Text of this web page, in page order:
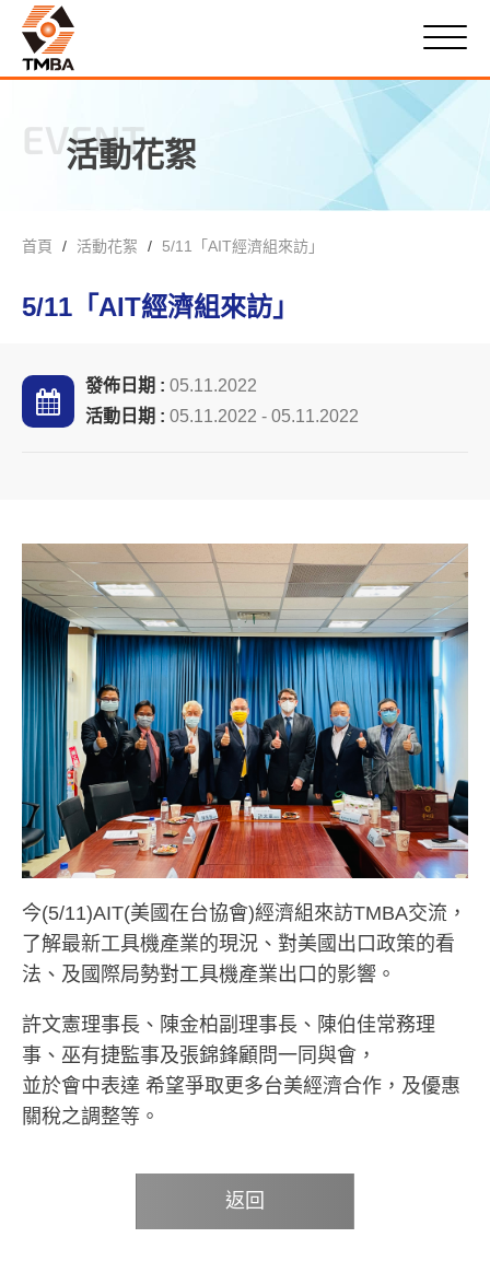
EVENT
活動花絮
首頁 活動花絮 5/11「AIT經濟組來訪」
5/11「AIT經濟組來訪」
發佈日期 : 05.11.2022
活動日期 : 05.11.2022 - 05.11.2022
今(5/11)AIT(美國在台協會)經濟組來訪TMBA交流，
了解最新工具機產業的現況、對美國出口政策的看
法、及國際局勢對工具機產業出口的影響。
許文憲理事長、陳金柏副理事長、陳伯佳常務理
事、巫有捷監事及張錦鋒顧問一同與會，
並於會中表達 希望爭取更多台美經濟合作，及優惠
關稅之調整等。
返回